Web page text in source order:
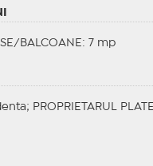
BALCOANE: 7 mp
PROPRIETARUL